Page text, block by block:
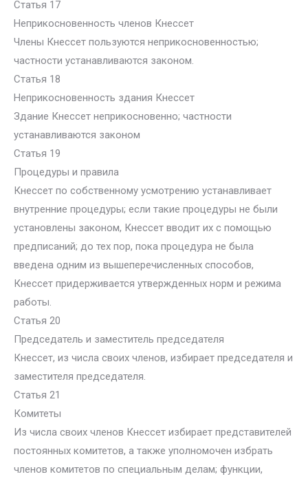
Статья 17
Неприкосновенность членов Кнессет
Члены Кнессет пользуются неприкосновенностью;
частности устанавливаются законом.
Статья 18
Неприкосновенность здания Кнессет
Здание Кнессет неприкосновенно; частности
устанавливаются законом
Статья 19
Процедуры и правила
Кнессет по собственному усмотрению устанавливает
внутренние процедуры; если такие процедуры не были
установлены законом, Кнессет вводит их с помощью
предписаний; до тех пор, пока процедура не была
введена одним из вышеперечисленных способов,
Кнессет придерживается утвержденных норм и режима
работы.
Статья 20
Председатель и заместитель председателя
Кнессет, из числа своих членов, избирает председателя и
заместителя председателя.
Статья 21
Комитеты
Из числа своих членов Кнессет избирает представителей
постоянных комитетов, а также уполномочен избрать
членов комитетов по специальным делам; функции,